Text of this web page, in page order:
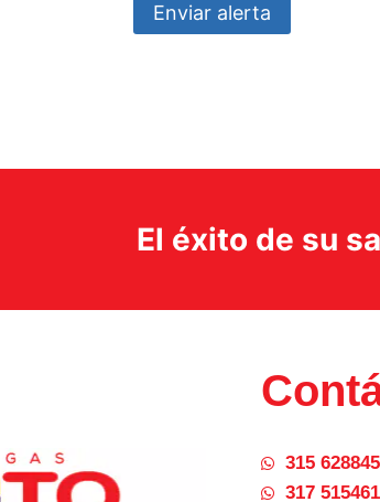
Enviar alerta
El éxito de su
315
317